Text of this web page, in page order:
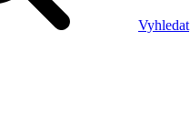
Vyhledat